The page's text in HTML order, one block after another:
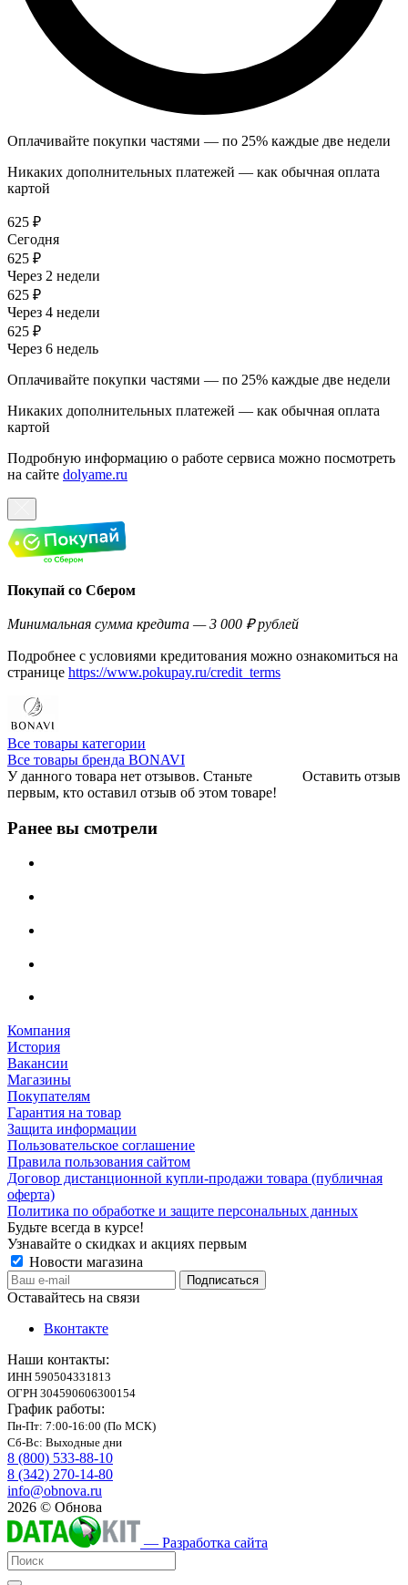
Оплачивайте покупки частями — по 25% каждые две недели
Никаких дополнительных платежей — как обычная оплата
картой
625 ₽
Сегодня
625 ₽
Через 2 недели
625 ₽
Через 4 недели
625 ₽
Через 6 недель
Оплачивайте покупки частями — по 25% каждые две недели
Никаких дополнительных платежей — как обычная оплата
картой
Подробную информацию о работе сервиса можно посмотреть
на сайте dolyame.ru
Покупай со Сбером
Минимальная сумма кредита — 3 000 ₽ рублей
Подробнее с условиями кредитования можно ознакомиться на
странице https://www.pokupay.ru/credit_terms
Все товары категории
Все товары бренда BONAVI
Оставить отзыв
У данного товара нет отзывов. Станьте
первым, кто оставил отзыв об этом товаре!
Ранее вы смотрели
Компания
История
Вакансии
Магазины
Покупателям
Гарантия на товар
Защита информации
Пользовательское соглашение
Правила пользования сайтом
Договор дистанционной купли-продажи товара (публичная
оферта)
Политика по обработке и защите персональных данных
Будьте всегда в курсе!
Узнавайте о скидках и акциях первым
Новости магазина
Оставайтесь на связи
Вконтакте
Наши контакты:
ИНН 590504331813
ОГРН 304590606300154
График работы:
Пн-Пт: 7:00-16:00 (По МСК)
Сб-Вс: Выходные дни
8 (800) 533-88-10
8 (342) 270-14-80
info@obnova.ru
2026 © Обнова
— Разработка сайта